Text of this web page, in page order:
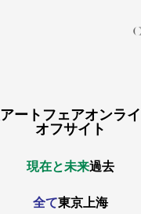
アートフェアオンラ
オフサイト
現在と未来過去
全て東京上海